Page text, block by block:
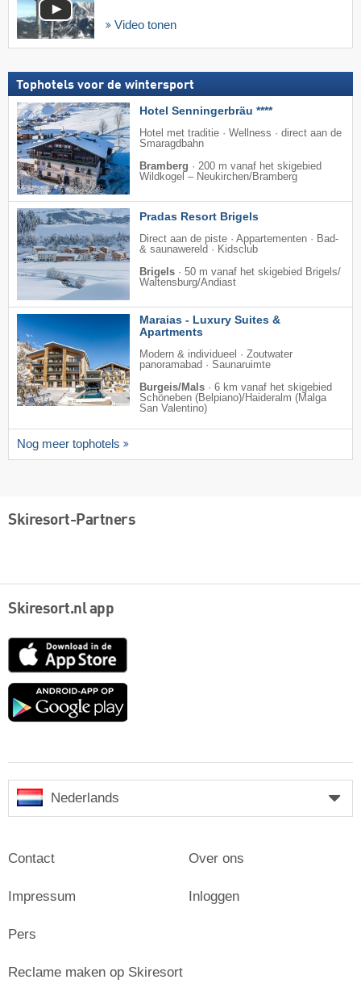
Video tonen
Tophotels voor de wintersport
Hotel Senningerbräu ****
Hotel met traditie · Wellness · direct aan de
Smaragdbahn
Bramberg · 200 m vanaf het skigebied
Wildkogel – Neukirchen/​Bramberg
Pradas Resort Brigels
Direct aan de piste · Appartementen · Bad-
& saunawereld · Kidsclub
Brigels · 50 m vanaf het skigebied Brigels/​
Waltensburg/​Andiast
Maraias - Luxury Suites &
Apartments
Modern & individueel · Zoutwater
panoramabad · Saunaruimte
Burgeis/Mals · 6 km vanaf het skigebied
Schöneben (Belpiano)/​Haideralm (Malga
San Valentino)
Nog meer tophotels
Skiresort-Partners
Skiresort.nl app
App
Google
Nederlands
Contact
Impressum
Pers
Over ons
Inloggen
Reclame maken op Skiresort